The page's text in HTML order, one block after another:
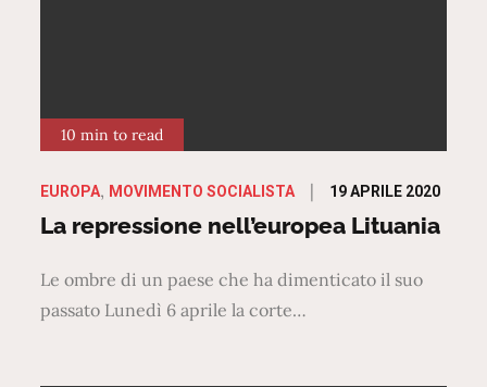
10 min to read
EUROPA MOVIMENTO SOCIALISTA
Posted
on
19 APRILE 2020
La repressione nell’europea Lituania
Le ombre di un paese che ha dimenticato il suo
passato Lunedì 6 aprile la corte…